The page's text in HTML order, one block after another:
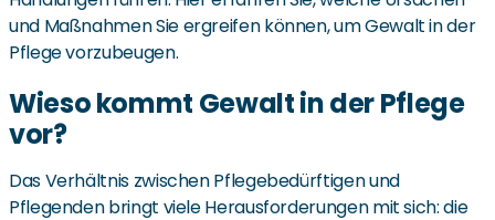
und Maßnahmen Sie ergreifen können, um Gewalt in der
Pflege vorzubeugen.
Wieso kommt Gewalt in der Pflege
vor?
Das Verhältnis zwischen Pflegebedürftigen und
Pflegenden bringt viele Herausforderungen mit sich: die